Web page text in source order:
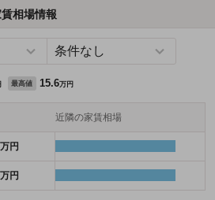
相場情報
最高値 15.6万円
近隣の家賃相場
円
円